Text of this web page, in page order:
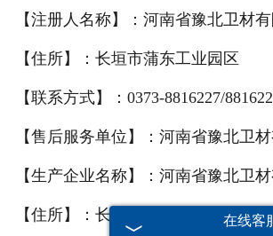
【注册人名称】：河南省豫北卫材
【住所】：长垣市蒲东工业园区
【联系方式】：0373-8816227/
【售后服务单位】：河南省豫北卫
【生产企业名称】：河南省豫北卫
【住所】：长垣市蒲东工业园区在线客